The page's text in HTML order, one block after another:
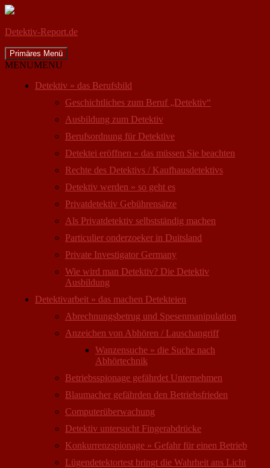
Detektiv-Report.de
Suchen
Primäres Menü
Inhalt
MENUMENU
Detektiv » das Berufsbild
Geschichtliches zum Beruf „Detektiv“
Ausbildung zum Detektiv
Berufsordnung für Detektive
Detektei eröffnen » das müssen Sie beachten
Rechte des Detektivs / Kaufhausdetektivs
Detektiv werden » so geht es
Privatdetektiv Gebührensätze
Als Privatdetektiv selbstständig machen
Particulier onderzoeker in Duitsland
Private Investigator Germany
Wie wird man Detektiv? Die Detektiv
Ausbildung
Detektivarbeit » das machen Detekteien
Abrechnungsbetrug und Spesenmanipulation
Anzeichen von Abhören / Lauschangriff
Wanzensuche » die Suche nach
Abhörtechnik
Betriebsspionage gefährdet Unternehmen
Blaumacher gefährden den Betriebsfrieden
Computer­überwachung
Detektiv untersucht Fingerabdrücke
Konkurrenzspionage » Gefahr für einen Betrieb
Lügendetektortest bringt die Wahrheit ans Licht